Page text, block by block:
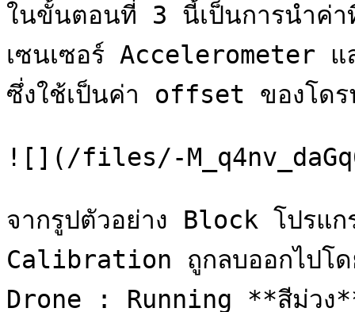
ในขั้นตอนที่ 3 นี้เป็นการนำค่า
เซนเซอร์ Accelerometer แ
ซึ่งใช้เป็นค่า offset ของโดร
![](/files/-
จากรูปตัวอย่าง Block โปรแ
Calibration ถูกลบออกไปโ
Drone : Running **สีม่วง